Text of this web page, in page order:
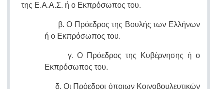
της Ε.Α.Α.Σ. ή ο Εκπρόσωπος του.
β. Ο Πρόεδρος της Βουλής των Ελλήνων
ή ο Εκπρόσωπος του.
γ. Ο Πρόεδρος της Κυβέρνησης ή ο
Εκπρόσωπος του.
δ. Οι Πρόεδροι όποιων Κοινοβουλευτικών